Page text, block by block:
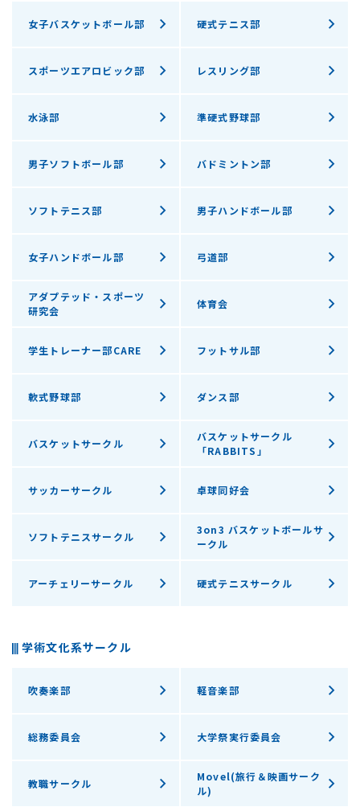
女子バスケットボール部 硬式テニス部
スポーツエアロビック部 レスリング部
水泳部 準硬式野球部
男子ソフトボール部 バドミントン部
ソフトテニス部 男子ハンドボール部
女子ハンドボール部 弓道部
アダプテッド・スポーツ
研究会
体育会
学生トレーナー部CARE フットサル部
軟式野球部 ダンス部
バスケットサークル
バスケットサークル
「RABBITS」
サッカーサークル 卓球同好会
ソフトテニスサークル
3on3 バスケットボールサ
ークル
アーチェリーサークル 硬式テニスサークル
学術文化系サークル
吹奏楽部 軽音楽部
総務委員会 大学祭実行委員会
教職サークル
Movel(旅行＆映画サーク
ル)